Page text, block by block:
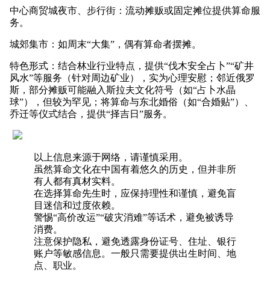
中心商贸城夜市、步行街：流动摊贩或固定摊位提供算命服
务。
城郊集市：如周末“大集”，偶有算命者摆摊。
特色形式：结合林业行业特点，提供“伐木安全占卜”“矿井
风水”等服务（针对周边矿业），实为心理安慰；邻近俄罗
斯，部分摊贩可能融入斯拉夫文化符号（如“占卜水晶
球”），但较为罕见；将算命与东北婚俗（如“合婚贴”）、
乔迁等仪式结合，提供“择吉日”服务。
以上信息来源于网络，请谨慎采用。
虽然算命文化在中国有着悠久的历史，但并非所
有人都有真材实料。
在选择算命先生时，应保持理性和谨慎，避免盲
目迷信和过度依赖。
警惕“高价改运”“破灾消难”等话术，避免被诱导
消费。
注意保护隐私，避免透露身份证号、住址、银行
账户等敏感信息。一般只需要提供出生时间、地
点、职业。